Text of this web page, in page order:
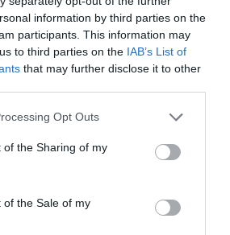
information by third parties on the
participants. This information may
to third parties on the IAB’s List of
that may further disclose it to other
Opt Outs
of the Sharing of my
of the Sale of my
látványos óvoda